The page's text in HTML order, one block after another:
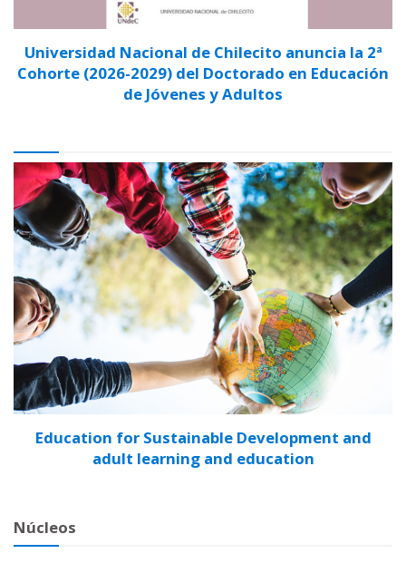
Universidad Nacional de Chilecito anuncia la 2ª
Cohorte (2026-2029) del Doctorado en Educación
de Jóvenes y Adultos
Education for Sustainable Development and
adult learning and education
Núcleos